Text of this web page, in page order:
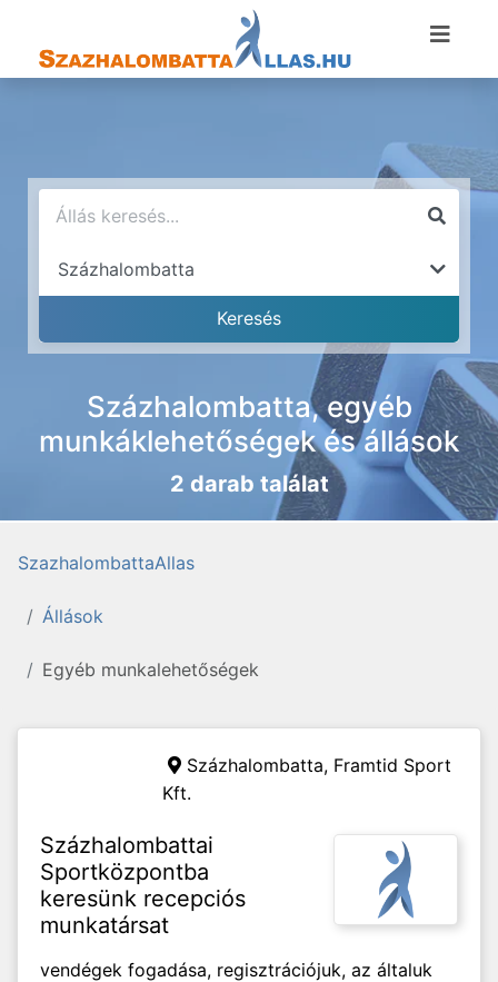
Százhalombatta, egyéb
munkáklehetőségek és állások
2 darab találat
SzazhalombattaAllas
Állások
Egyéb munkalehetőségek
Százhalombatta, Framtid Sport
Kft.
Százhalombattai
Sportközpontba
keresünk recepciós
munkatársat
vendégek fogadása, regisztrációjuk, az általuk